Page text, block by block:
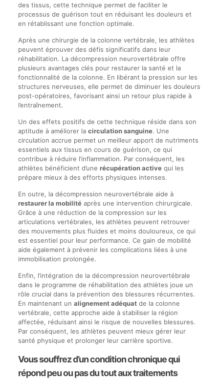
des tissus, cette technique permet de faciliter le
processus de guérison tout en réduisant les douleurs et
en rétablissant une fonction optimale.
Après une chirurgie de la colonne vertébrale, les athlètes
peuvent éprouver des défis significatifs dans leur
réhabilitation. La décompression neurovertébrale offre
plusieurs avantages clés pour restaurer la santé et la
fonctionnalité de la colonne. En libérant la pression sur les
structures nerveuses, elle permet de diminuer les douleurs
post-opératoires, favorisant ainsi un retour plus rapide à
l’entraînement.
Un des effets positifs de cette technique réside dans son
aptitude à améliorer la circulation sanguine. Une
circulation accrue permet un meilleur apport de nutriments
essentiels aux tissus en cours de guérison, ce qui
contribue à réduire l’inflammation. Par conséquent, les
athlètes bénéficient d’une récupération activequi les
prépare mieux à des efforts physiques intenses.
En outre, la décompression neurovertébrale aide à
restaurer la mobilitéaprès une intervention chirurgicale.
Grâce à une réduction de la compression sur les
articulations vertébrales, les athlètes peuvent retrouver
des mouvements plus fluides et moins douloureux, ce qui
est essentiel pour leur performance. Ce gain de mobilité
aide également à prévenir les complications liées à une
immobilisation prolongée.
Enfin, l’intégration de la décompression neurovertébrale
dans le programme de réhabilitation des athlètes joue un
rôle crucial dans la prévention des blessures récurrentes.
En maintenant un alignement adéquatde la colonne
vertébrale, cette approche aide à stabiliser la région
affectée, réduisant ainsi le risque de nouvelles blessures.
Par conséquent, les athlètes peuvent mieux gérer leur
santé physique et prolonger leur carrière sportive.
Vous souffrez d’un condition chronique qui
répond peu ou pas du tout aux traitements